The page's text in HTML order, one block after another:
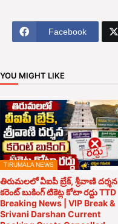
Facebook
YOU MIGHT LIKE
TIRUMALA NEWS
తిరుమలలో వీఐపీ బ్రేక్, శ్రీవాణి దర్శన
కరెంట్ బుకింగ్ టికెట్ల కోటా రద్దు TTD
Breaking News | VIP Break &
Srivani Darshan Current